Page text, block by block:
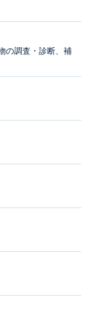
の調査・診断、補